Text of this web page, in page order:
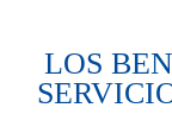
LOS